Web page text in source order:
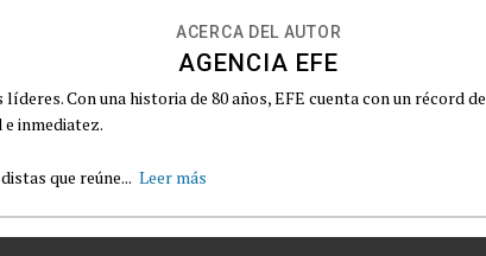
ACERCA DEL AUTOR
AGENCIA EFE
líderes. Con una historia de 80 años, EFE cuenta con un récord de
inmediatez.
que reúne... Leer más